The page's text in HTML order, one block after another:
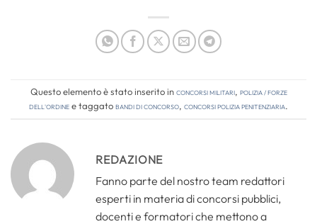
Questo elemento è stato inserito inConcorsi Militari, Polizia / Forze
dell'Ordinee taggatobandi di concorso, concorsi polizia penitenziaria.
REDAZIONE
Fanno parte del nostro team redattori
esperti in materia di concorsi pubblici,
docenti e formatori che mettono a